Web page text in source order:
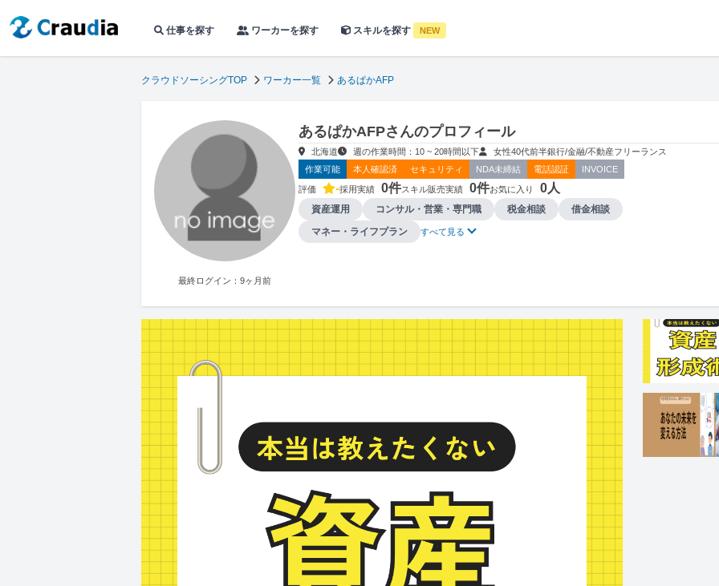
仕事を探す ワーカーを探す スキルを探す NEW
クラウドソーシングTOP ワーカー一覧 あるぱかAFP
最終ログイン：9ヶ月前
あるぱかAFPさんのプロフィール
北海道 週の作業時間：10 ~ 20時間以下 女性40代前半銀行/金融/不動産フリーランス
作業可能
本人確認済 セキュリティ NDA未締結 電話認証 INVOICE
評価 -採用実績 0件スキル販売実績 0件お気に入り 0人
資産運用 コンサル・営業・専門職 税金相談
借金相談
マネー・ライフプラン
すべて見る